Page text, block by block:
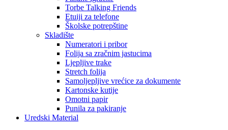
Torbe Talking Friends
Etuiji za telefone
Školske potrepštine
Skladište
Numeratori i pribor
Folija sa zračnim jastucima
Ljepljive trake
Stretch folija
Samoljepljive vrećice za dokumente
Kartonske kutije
Omotni papir
Punila za pakiranje
Uredski Material